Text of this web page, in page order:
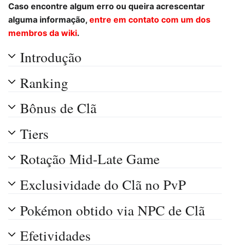
Caso encontre algum erro ou queira acrescentar
alguma informação, entre em contato com um dos
membros da wiki.
Introdução
Ranking
Bônus de Clã
Tiers
Rotação Mid-Late Game
Exclusividade do Clã no PvP
Pokémon obtido via NPC de Clã
Efetividades